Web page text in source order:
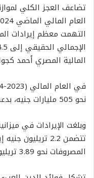
تضاعف العجز الكلي
التهمت معظم إيرادات
المالية المصري أحمد
نحو 505 مليارات جنيه، بدعم
تتضمن 2.2
المصروفات نحو 3.89 تريليون جنيه.